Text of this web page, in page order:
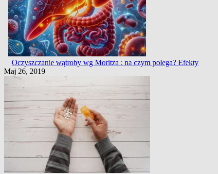
Oczyszczanie wątroby wg Moritza : na czym polega? Efekty
Maj 26, 2019